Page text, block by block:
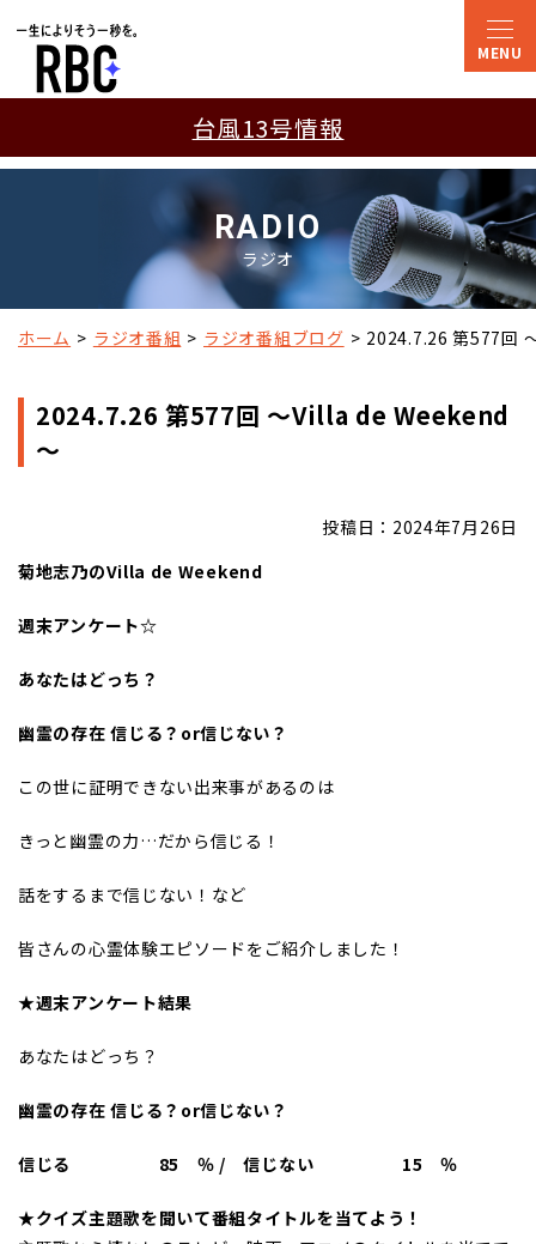
台風13号情報
RADIO
ラジオ
ホーム ラジオ番組 ラジオ番組ブログ 2024.7.26 第577回
2024.7.26 第577回 ～Villa de Weekend
～
投稿日：2024年7月26日
菊地志乃のVilla de Weekend
週末アンケート☆
あなたはどっち？
幽霊の存在 信じる？or信じない？
この世に証明できない出来事があるのは
きっと幽霊の力…だから信じる！
話をするまで信じない！など
皆さんの心霊体験エピソードをご紹介しました！
★週末アンケート結果
あなたはどっち？
幽霊の存在 信じる？or信じない？
信じる 85 ％ / 信じない 15 ％
★クイズ主題歌を聞いて番組タイトルを当てよう！